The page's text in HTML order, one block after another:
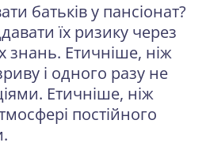
батьків у пансіонат?
їх ризику через
знань. Етичніше, ніж
і одного разу не
Етичніше, ніж
постійного